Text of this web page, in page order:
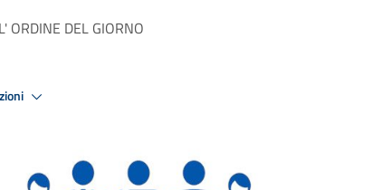
ORDINE DEL GIORNO